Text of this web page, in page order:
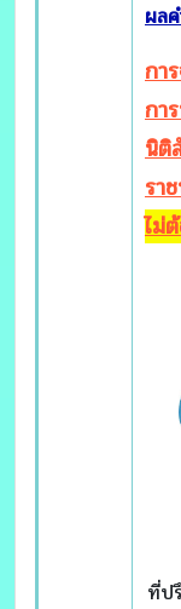
ผล
กา
กา
นิติ
รา
ไม่
ที่ป